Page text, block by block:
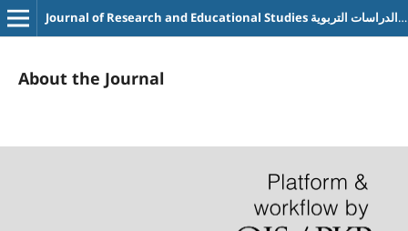
Journal of Research and Educational Studies مجلة البحوث والدراسات التربوية
About the Journal